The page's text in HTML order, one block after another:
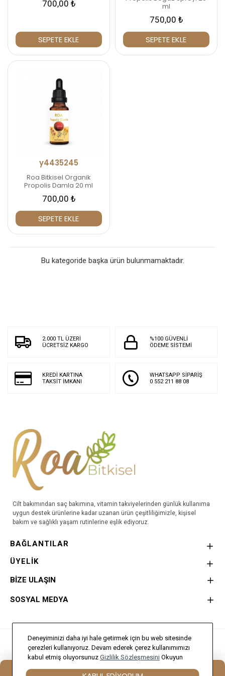
700,00 ₺
SEPETE EKLE
ml
750,00 ₺
SEPETE EKLE
y4435245
Roa Bitkisel Organik
Propolis Damla 20 ml
700,00 ₺
SEPETE EKLE
Bu kategoride başka ürün bulunmamaktadır.
2.000 TL ÜZERİ
ÜCRETSİZ KARGO
%100 GÜVENLİ
ÖDEME SİSTEMİ
KREDİ KARTINA
TAKSİT İMKANI
WHATSAPP SİPARİŞ
0 552 211 88 08
Cilt bakımından saç bakımına, vitamin takviyelerinden günlük kullanıma
uygun destek ürünlerine kadar uzanan ürün çeşitliliğimizle, kişisel
bakım ve sağlıklı yaşam rutinlerine eşlik ediyoruz.
BAĞLANTILAR
ÜYELİK
BİZE ULAŞIN
SOSYAL MEDYA
Bu Site Doğa CreativeTarafından hazırlanmıştır.
Deneyiminizi daha iyi hale getirmek için bu web sitesinde
çerezleri kullanıyoruz. Devam ederek çerez kullanımımızı
kabul etmiş oluyorsunuz Gizlilik Sözleşmesini Okuyun